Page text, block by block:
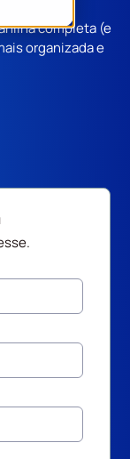
completa (e
organizada e